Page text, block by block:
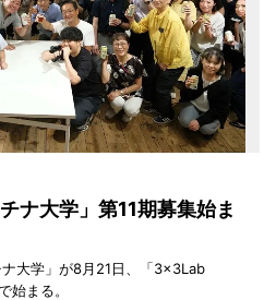
ナ大学」第11期募集始ま
大学」が8月21日、「3×3Lab
始まる。